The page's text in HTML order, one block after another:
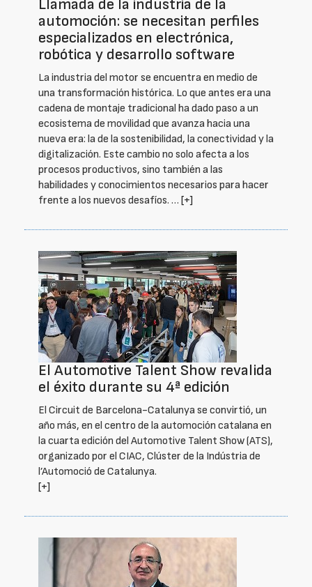
Llamada de la industria de la
automoción: se necesitan perfiles
especializados en electrónica,
robótica y desarrollo software
La industria del motor se encuentra en medio de
una transformación histórica. Lo que antes era una
cadena de montaje tradicional ha dado paso a un
ecosistema de movilidad que avanza hacia una
nueva era: la de la sostenibilidad, la conectividad y la
digitalización. Este cambio no solo afecta a los
procesos productivos, sino también a las
habilidades y conocimientos necesarios para hacer
frente a los nuevos desafíos. … [+]
El Automotive Talent Show revalida
el éxito durante su 4ª edición
El Circuit de Barcelona-Catalunya se convirtió, un
año más, en el centro de la automoción catalana en
la cuarta edición del Automotive Talent Show (ATS),
organizado por el CIAC, Clúster de la Indústria de
l’Automoció de Catalunya.
[+]